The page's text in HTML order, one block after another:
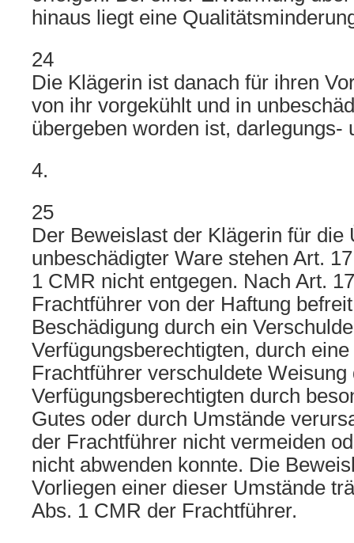
hinaus liegt eine
24
Die Klägerin ist danach für ihren
von ihr vorgekühlt und in
übergeben worden ist, darlegungs-
4.
25
Der Beweislast der Klägerin für die
unbeschädigter Ware stehen Art.
1 CMR nicht entgegen. Nach Art.
Frachtführer von der Haftung
Beschädigung durch ein
Verfügungsberechtigten, durch
Frachtführer verschuldete Weisung
Verfügungsberechtigten durch
Gutes oder durch Umstände
der Frachtführer nicht vermeiden
nicht abwenden konnte. Die
Vorliegen einer dieser Umstände
Abs. 1 CMR der Frachtführer.